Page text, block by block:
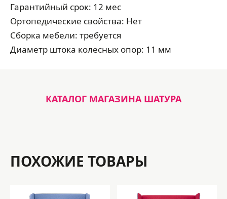
Гарантийный срок: 12 мес
Ортопедические свойства: Нет
Сборка мебели: требуется
Диаметр штока колесных опор: 11 мм
КАТАЛОГ МАГАЗИНА ШАТУРА
ПОХОЖИЕ ТОВАРЫ